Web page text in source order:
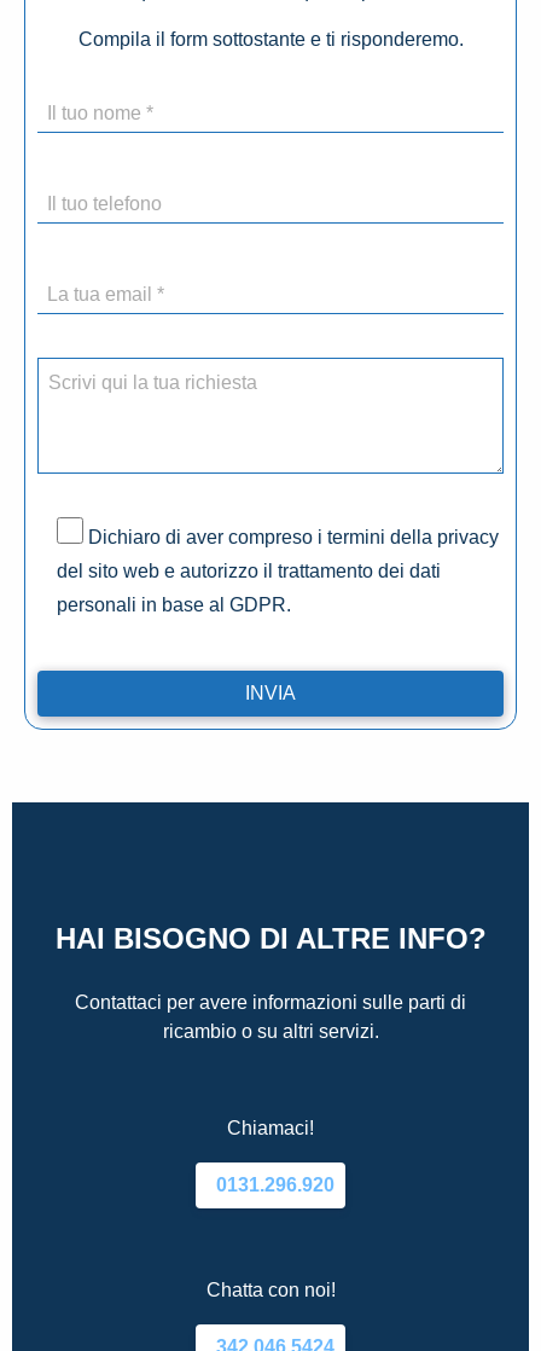
Compila il form sottostante e ti risponderemo.
Dichiaro di aver compreso i termini della privacy
del sito web e autorizzo il trattamento dei dati
personali in base al GDPR.
HAI BISOGNO DI ALTRE INFO?
Contattaci per avere informazioni sulle parti di
ricambio o su altri servizi.
Chiamaci!
0131.296.920
Chatta con noi!